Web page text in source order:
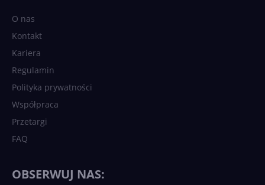
O nas
Kontakt
Kariera
Regulamin
Polityka prywatności
Współpraca
Przetargi
FAQ
OBSERWUJ NAS: